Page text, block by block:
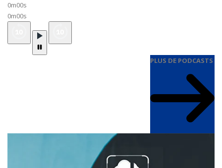
0m00s
0m00s
PLUS DE PODCASTS